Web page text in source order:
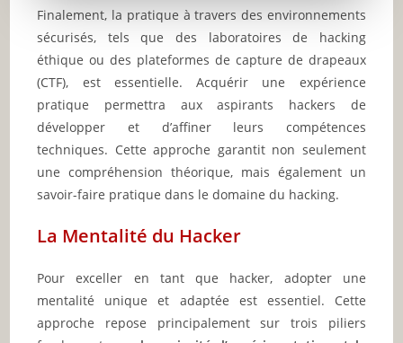
Finalement, la pratique à travers des environnements
sécurisés, tels que des laboratoires de hacking
éthique ou des plateformes de capture de drapeaux
(CTF), est essentielle. Acquérir une expérience
pratique permettra aux aspirants hackers de
développer et d’affiner leurs compétences
techniques. Cette approche garantit non seulement
une compréhension théorique, mais également un
savoir-faire pratique dans le domaine du hacking.
La Mentalité du Hacker
Pour exceller en tant que hacker, adopter une
mentalité unique et adaptée est essentiel. Cette
approche repose principalement sur trois piliers